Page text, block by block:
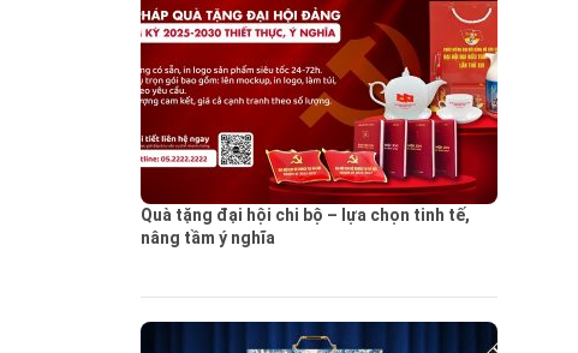
Quà tặng đại hội chi bộ – lựa chọn tinh tế,
nâng tầm ý nghĩa